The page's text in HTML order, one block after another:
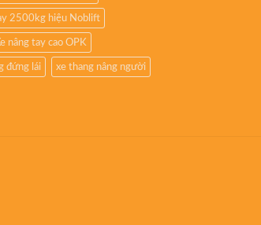
2500kg hiệu Noblift
nâng tay cao OPK
đứng lái xe thang nâng người